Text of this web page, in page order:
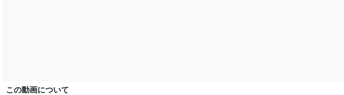
この動画について